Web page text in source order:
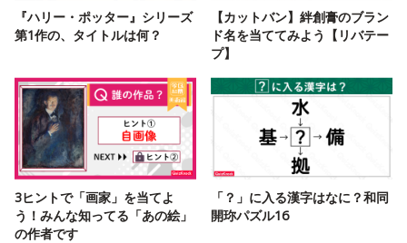
『ハリー・ポッター』シリーズ
第1作の、タイトルは何？
【カットバン】絆創膏のブラン
ド名を当ててみよう【リバテー
プ】
3ヒントで「画家」を当てよ
う！みんな知ってる「あの絵」
の作者です
「？」に入る漢字はなに？和同
開珎パズル16